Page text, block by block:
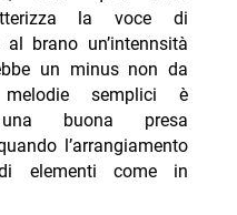
la voce di
brano un’intennsità
un minus non da
semplici è
buona presa
l’arrangiamento
elementi come in